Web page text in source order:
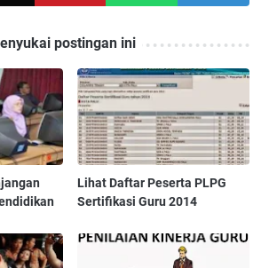
postingan ini
Lihat Daftar Peserta PLPG
Sertifikasi Guru 2014